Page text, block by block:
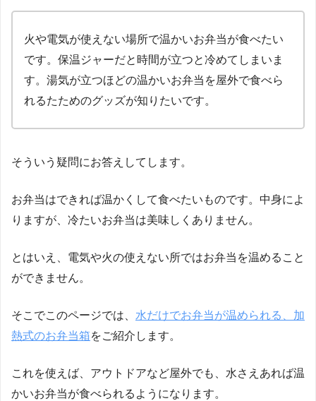
火や電気が使えない場所で温かいお弁当が食べたい
です。保温ジャーだと時間が立つと冷めてしまいま
す。湯気が立つほどの温かいお弁当を屋外で食べら
れるたためのグッズが知りたいです。
そういう疑問にお答えしてします。
お弁当はできれば温かくして食べたいものです。中身によ
りますが、冷たいお弁当は美味しくありません。
とはいえ、電気や火の使えない所ではお弁当を温めること
ができません。
そこでこのページでは、 水だけでお弁当が温められる、加
熱式のお弁当箱をご紹介します。
これを使えば、アウトドアなど屋外でも、水さえあれば温
かいお弁当が食べられるようになります。